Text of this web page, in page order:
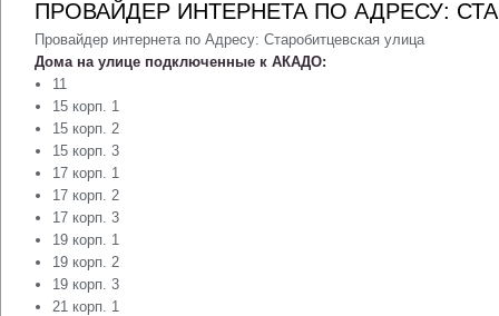
ПРОВАЙДЕР ИНТЕРНЕТА ПО АДРЕСУ:
Провайдер интернета по Адресу: Старобитцевская улица
Дома на улице подключенные к АКАДО:
11
15 корп. 1
15 корп. 2
15 корп. 3
17 корп. 1
17 корп. 2
17 корп. 3
19 корп. 1
19 корп. 2
19 корп. 3
21 корп. 1